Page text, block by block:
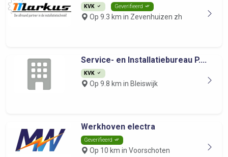
KVK Geverifieerd
Op 9.3 km in Zevenhuizen zh
Service- en Installatiebureau P....
KVK
Op 9.8 km in Bleiswijk
Werkhoven electra
Geverifieerd
Op 10 km in Voorschoten